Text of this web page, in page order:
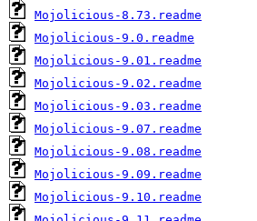
Mojolicious-8.73.readme
Mojolicious-9.0.readme
Mojolicious-9.01.readme
Mojolicious-9.02.readme
Mojolicious-9.03.readme
Mojolicious-9.07.readme
Mojolicious-9.08.readme
Mojolicious-9.09.readme
Mojolicious-9.10.readme